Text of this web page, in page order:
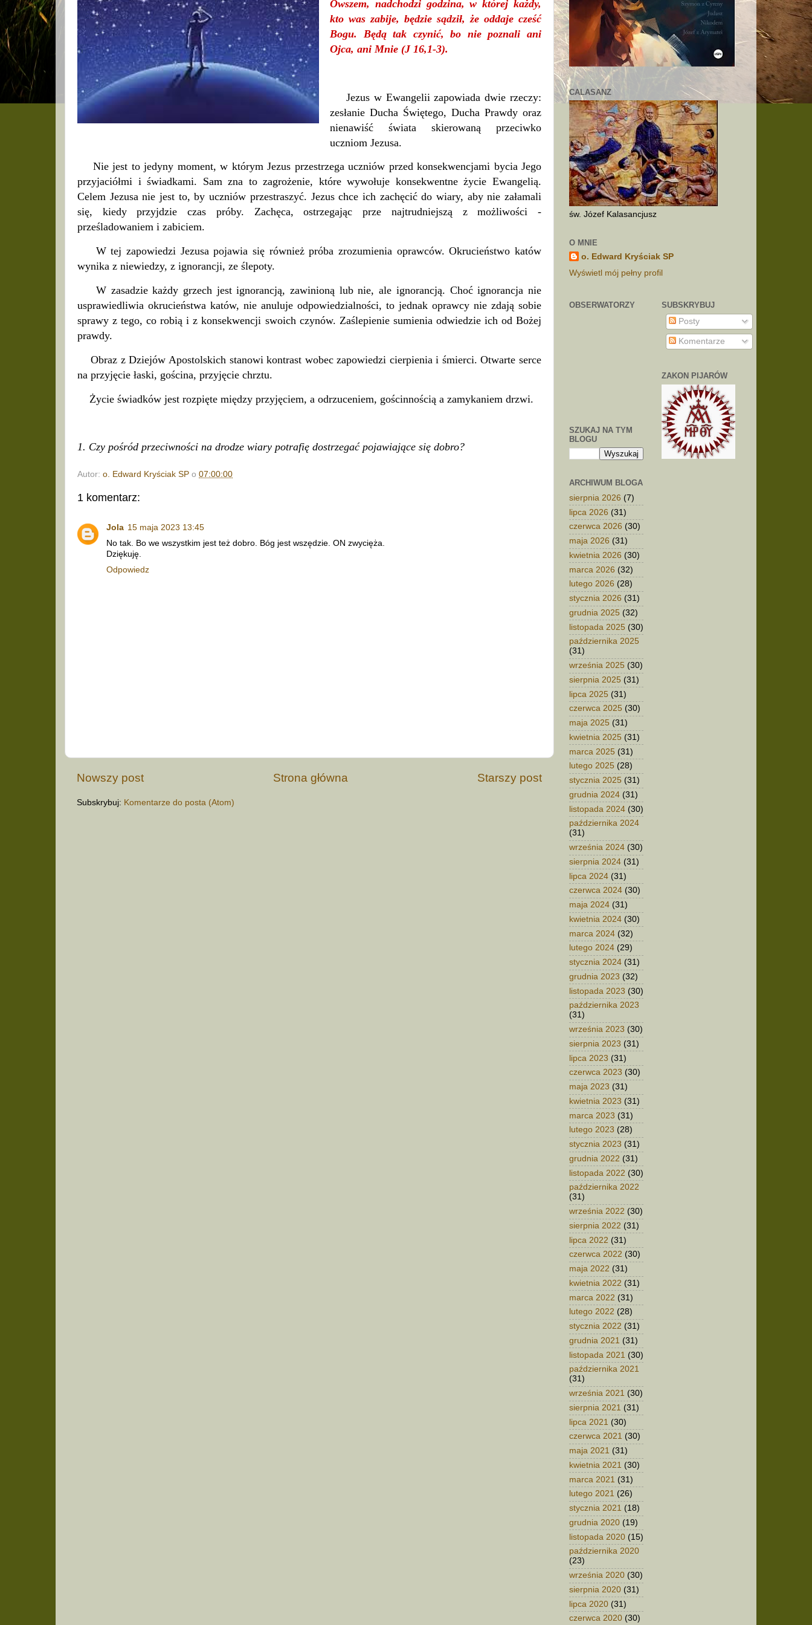
Owszem, nadchodzi godzina, w której każdy,
kto was zabije, będzie sądził, że oddaje cześć
Bogu. Będą tak czynić, bo nie poznali ani
Ojca, ani Mnie (J 16,1-3).
Jezus w Ewangelii zapowiada dwie rzeczy:
zesłanie Ducha Świętego, Ducha Prawdy oraz
nienawiść świata skierowaną przeciwko
uczniom Jezusa.
Nie jest to jedyny moment, w którym Jezus przestrzega uczniów przed konsekwencjami bycia Jego
przyjaciółmi i świadkami. Sam zna to zagrożenie, które wywołuje konsekwentne życie Ewangelią.
Celem Jezusa nie jest to, by uczniów przestraszyć. Jezus chce ich zachęcić do wiary, aby nie załamali
się, kiedy przyjdzie czas próby. Zachęca, ostrzegając prze najtrudniejszą z możliwości -
prześladowaniem i zabiciem.
W tej zapowiedzi Jezusa pojawia się również próba zrozumienia oprawców. Okrucieństwo katów
wynika z niewiedzy, z ignorancji, ze ślepoty.
W zasadzie każdy grzech jest ignorancją, zawinioną lub nie, ale ignorancją. Choć ignorancja nie
usprawiedliwia okrucieństwa katów, nie anuluje odpowiedzialności, to jednak oprawcy nie zdają sobie
sprawy z tego, co robią i z konsekwencji swoich czynów. Zaślepienie sumienia odwiedzie ich od Bożej
prawdy.
Obraz z Dziejów Apostolskich stanowi kontrast wobec zapowiedzi cierpienia i śmierci. Otwarte serce
na przyjęcie łaski, gościna, przyjęcie chrztu.
Życie świadków jest rozpięte między przyjęciem, a odrzuceniem, gościnnością a zamykaniem drzwi.
1. Czy pośród przeciwności na drodze wiary potrafię dostrzegać pojawiające się dobro?
Autor: o. Edward Kryściak SP o 07:00:00
1 komentarz:
Jola 15 maja 2023 13:45
No tak. Bo we wszystkim jest też dobro. Bóg jest wszędzie. ON zwycięża.
Dziękuję.
Odpowiedz
Nowszy post Starszy post
Strona główna
Subskrybuj: Komentarze do posta (Atom)
CALASANZ
św. Józef Kalasancjusz
O MNIE
o. Edward Kryściak SP
Wyświetl mój pełny profil
OBSERWATORZY
SZUKAJ NA TYM
BLOGU
ARCHIWUM BLOGA
sierpnia 2026 (7)
lipca 2026 (31)
czerwca 2026 (30)
maja 2026 (31)
kwietnia 2026 (30)
marca 2026 (32)
lutego 2026 (28)
stycznia 2026 (31)
grudnia 2025 (32)
listopada 2025 (30)
października 2025
(31)
września 2025 (30)
sierpnia 2025 (31)
lipca 2025 (31)
czerwca 2025 (30)
maja 2025 (31)
kwietnia 2025 (31)
marca 2025 (31)
lutego 2025 (28)
stycznia 2025 (31)
grudnia 2024 (31)
listopada 2024 (30)
października 2024
(31)
września 2024 (30)
sierpnia 2024 (31)
lipca 2024 (31)
czerwca 2024 (30)
maja 2024 (31)
kwietnia 2024 (30)
marca 2024 (32)
lutego 2024 (29)
stycznia 2024 (31)
grudnia 2023 (32)
listopada 2023 (30)
października 2023
(31)
września 2023 (30)
sierpnia 2023 (31)
lipca 2023 (31)
czerwca 2023 (30)
maja 2023 (31)
kwietnia 2023 (31)
marca 2023 (31)
lutego 2023 (28)
stycznia 2023 (31)
grudnia 2022 (31)
listopada 2022 (30)
października 2022
(31)
września 2022 (30)
sierpnia 2022 (31)
lipca 2022 (31)
czerwca 2022 (30)
maja 2022 (31)
kwietnia 2022 (31)
marca 2022 (31)
lutego 2022 (28)
stycznia 2022 (31)
grudnia 2021 (31)
listopada 2021 (30)
października 2021
(31)
września 2021 (30)
sierpnia 2021 (31)
lipca 2021 (30)
czerwca 2021 (30)
maja 2021 (31)
kwietnia 2021 (30)
marca 2021 (31)
lutego 2021 (26)
stycznia 2021 (18)
grudnia 2020 (19)
listopada 2020 (15)
października 2020
(23)
września 2020 (30)
sierpnia 2020 (31)
lipca 2020 (31)
czerwca 2020 (30)
SUBSKRYBUJ
Posty
Komentarze
ZAKON PIJARÓW